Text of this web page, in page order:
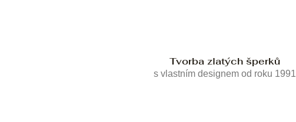
Tvorba zlatých šperků
s vlastním designem od roku 1991